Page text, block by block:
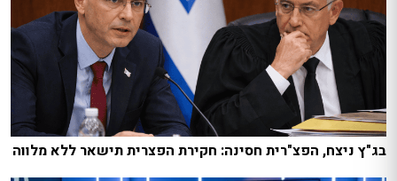
בג"ץ ניצח, הפצ"רית חסינה: חקירת הפצרית תישאר ללא מלווה